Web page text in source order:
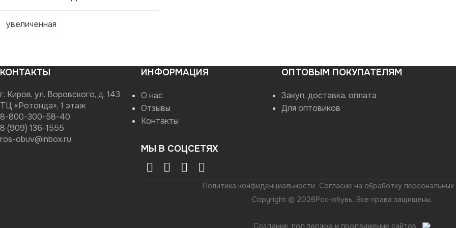
увеличенная
КОНТАКТЫ
г. Киров, ул. Воровского, д. 143
ТЦ «Ротонда», 1 этаж
8-800-300-58-40
8 (909) 136-1555
ros-obuv@inbox.ru
ИНФОРМАЦИЯ
О нас
Отзывы
Контакты
МЫ В СОЦСЕТЯХ
ОПТОВЫМ ПОКУПАТЕЛЯМ
Закуп, доставка, оплата
Для оптовиков
Политика конфиденциальности Согласие на обработку
Copyright © 2026Рос-обувь. Все права защищены.
Создание, поддержка и продвижение сайтов